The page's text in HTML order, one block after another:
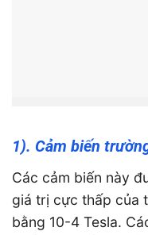
1). Cảm biến
Các cảm biến này
giá trị cực thấp của
bằng 10-4 Tesla.